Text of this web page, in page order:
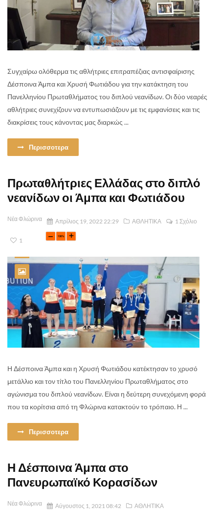
Συγχαίρω ολόθερμα τις αθλήτριες επιτραπέζιας αντισφαίρισης
Δέσποινα Άμπα και Χρυσή Φωτιάδου για την κατάκτηση του
Πανελληνίου Πρωταθλήματος του διπλού νεανίδων. Οι δύο νεαρές
αθλήτριες συνεχίζουν να εντυπωσιάζουν με τις εμφανίσεις και τις
διακρίσεις τους κάνοντας μας διαρκώς ...
Περισσοτερα
Πρωταθλήτριες Ελλάδας στο διπλό
νεανίδων οι Άμπα και Φωτιάδου
Νέα Φλώρινα Απρίλιος 19, 2022 22:29 ΑΘΛΗΤΙΚΑ 1 Σχόλιο
1
Η Δέσποινα Άμπα και η Χρυσή Φωτιάδου κατέκτησαν το χρυσό
μετάλλιο και τον τίτλο του Πανελληνίου Πρωταθλήματος στο
αγώνισμα του διπλού νεανίδων. Είναι η δεύτερη συνεχόμενη φορά
που τα κορίτσια από τη Φλώρινα κατακτούν το τρόπαιο. Η ...
Περισσοτερα
Η Δέσποινα Άμπα στο
Πανευρωπαϊκό Κορασίδων
Νέα Φλώρινα Αύγουστος 1, 2021 08:42 ΑΘΛΗΤΙΚΑ